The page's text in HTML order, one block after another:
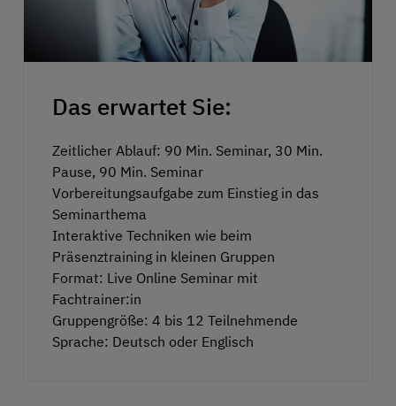
Das erwartet Sie:
Zeitlicher Ablauf: 90 Min. Seminar, 30 Min.
Pause, 90 Min. Seminar
Vorbereitungsaufgabe zum Einstieg in das
Seminarthema
Interaktive Techniken wie beim
Präsenztraining in kleinen Gruppen
Format: Live Online Seminar mit
Fachtrainer:in
Gruppengröße: 4 bis 12 Teilnehmende
Sprache: Deutsch oder Englisch